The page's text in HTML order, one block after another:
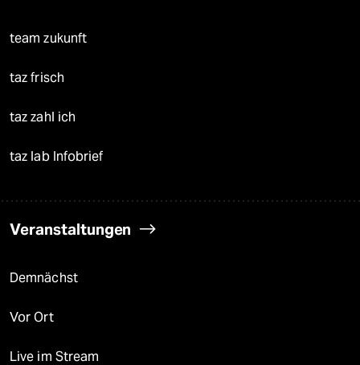
team zukunft
taz frisch
taz zahl ich
taz lab Infobrief
Veranstaltungen
Demnächst
Vor Ort
Live im Stream